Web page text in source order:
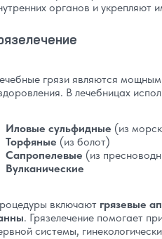
органов и укрепляют
грязи являются
В лечебницах
Иловые сульфидные (из
Торфяные (из болот)
Сапропелевые (из
Вулканические
включают грязевые
. Грязелечение помогает
системы,